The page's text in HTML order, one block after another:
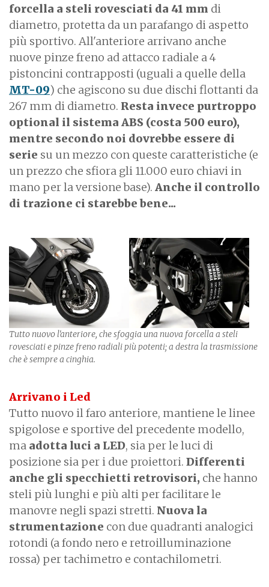
forcella a steli rovesciati da 41 mm di
diametro, protetta da un parafango di aspetto
più sportivo. All'anteriore arrivano anche
nuove pinze freno ad attacco radiale a 4
pistoncini contrapposti (uguali a quelle della
MT-09) che agiscono su due dischi flottanti da
267 mm di diametro. Resta invece purtroppo
optional il sistema ABS (costa 500 euro),
mentre secondo noi dovrebbe essere di
serie su un mezzo con queste caratteristiche (e
un prezzo che sfiora gli 11.000 euro chiavi in
mano per la versione base). Anche il controllo
di trazione ci starebbe bene...
Tutto nuovo l'anteriore, che sfoggia una nuova forcella a steli
rovesciati e pinze freno radiali più potenti; a destra la trasmissione
che è sempre a cinghia.
Arrivano i Led
Tutto nuovo il faro anteriore, mantiene le linee
spigolose e sportive del precedente modello,
ma adotta luci a LED, sia per le luci di
posizione sia per i due proiettori. Differenti
anche gli specchietti retrovisori, che hanno
steli più lunghi e più alti per facilitare le
manovre negli spazi stretti. Nuova la
strumentazione con due quadranti analogici
rotondi (a fondo nero e retroilluminazione
rossa) per tachimetro e contachilometri.